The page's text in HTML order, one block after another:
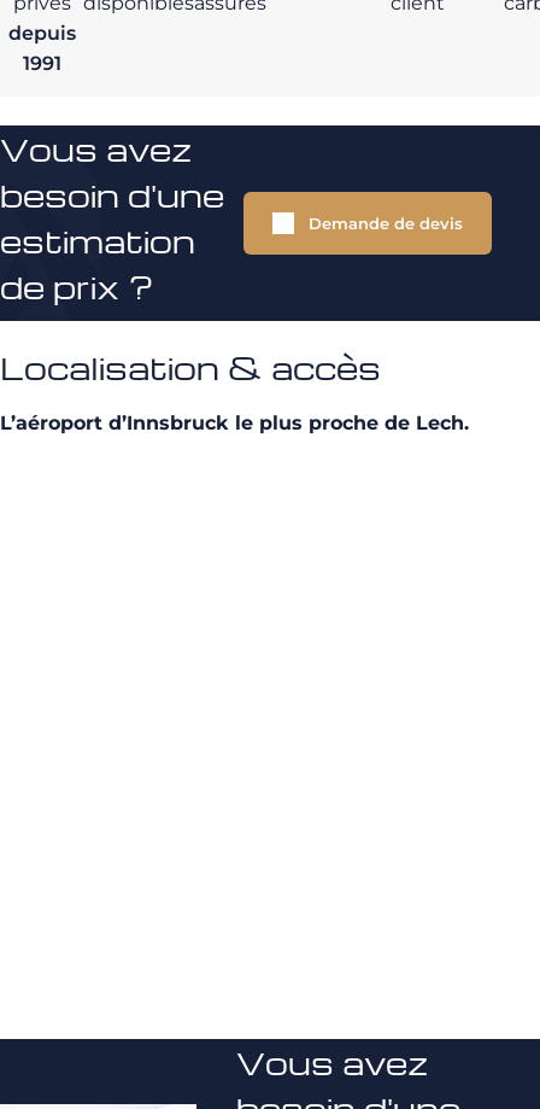
depuis
1991
Vous avez
besoin d'une
estimation
de prix ?
Demande de devis
Localisation & accès
L’aéroport d’Innsbruck le plus proche de Lech.
Vous avez